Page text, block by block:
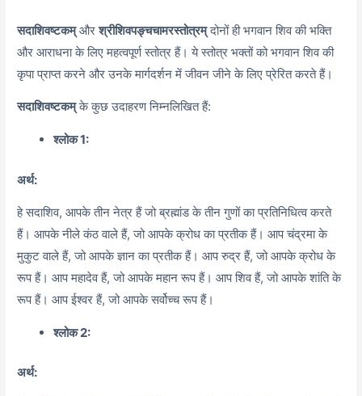
सदाशिवष्टकम्औरश्रीशिवपङ्चचामरस्तोत्रम्दोनों ही भगवान शिव की भक्ति
और आराधना के लिए महत्वपूर्ण स्तोत्र हैं। ये स्तोत्र भक्तों को भगवान शिव की
कृपा प्राप्त करने और उनके मार्गदर्शन में जीवन जीने के लिए प्रेरित करते हैं।
सदाशिवष्टकम्के कुछ उदाहरण निम्नलिखित हैं:
श्लोक 1:
अर्थ:
हे सदाशिव, आपके तीन नेत्र हैं जो ब्रह्मांड के तीन गुणों का प्रतिनिधित्व करते
हैं। आपके नीले कंठ वाले हैं, जो आपके क्रोध का प्रतीक हैं। आप चंद्रमा के
मुकुट वाले हैं, जो आपके ज्ञान का प्रतीक हैं। आप रुद्र हैं, जो आपके क्रोध के
रूप हैं। आप महादेव हैं, जो आपके महान रूप हैं। आप शिव हैं, जो आपके शांति के
रूप हैं। आप ईश्वर हैं, जो आपके सर्वोच्च रूप हैं।
श्लोक 2:
अर्थ: